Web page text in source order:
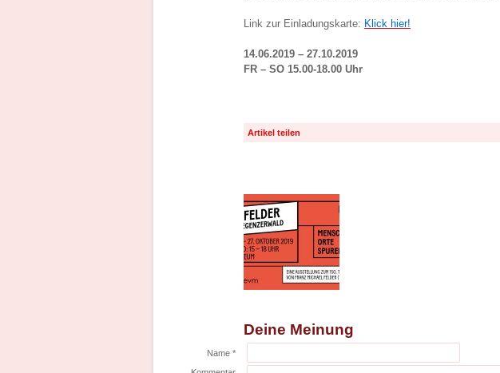
Link zur Einladungskarte: Klick hier!
14.06.2019 – 27.10.2019
FR – SO 15.00-18.00 Uhr
Artikel teilen
Deine Meinung
Name *